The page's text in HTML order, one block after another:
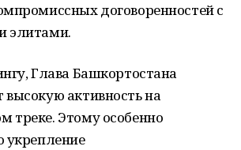
договоренностей с
элитами.
Глава Башкортостана
активность на
треке. Этому особенно
укрепление